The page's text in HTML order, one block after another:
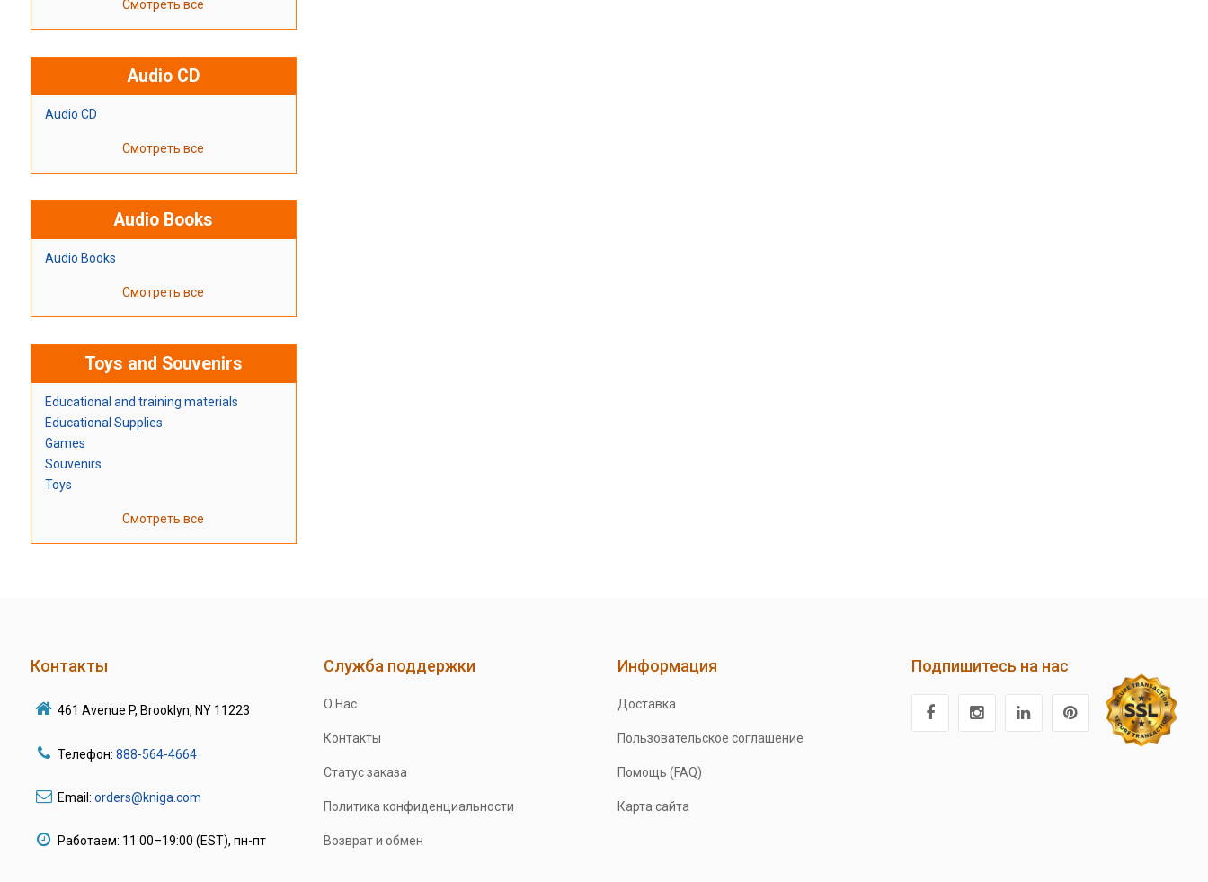
Смотреть все
Audio CD
Audio CD
Смотреть все
Audio Books
Audio Books
Смотреть все
Toys and Souvenirs
Educational and training materials
Educational Supplies
Games
Souvenirs
Toys
Смотреть все
Контакты
461 Avenue P, Brooklyn, NY 11223
Телефон: 888-564-4664
Email: orders@kniga.com
Работаем: 11:00–19:00 (EST), пн-пт
Служба поддержки
О Нас
Контакты
Статус заказа
Политика конфиденциальности
Возврат и обмен
Информация
Доставка
Пользовательское соглашение
Помощь (FAQ)
Карта сайта
Подпишитесь на нас